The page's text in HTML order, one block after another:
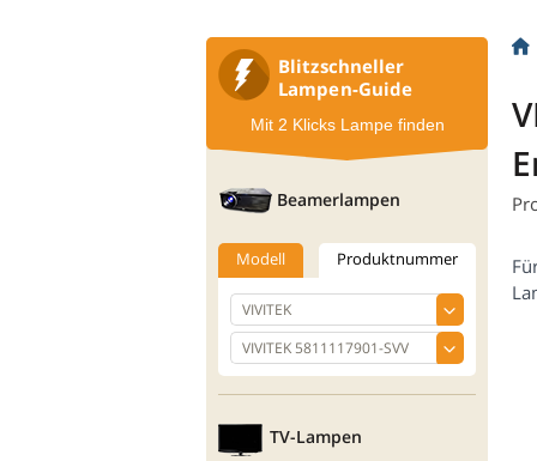
Blitzschneller
Lampen-Guide
Mit 2 Klicks Lampe finden
Beamerlampen
Modell Produktnummer
TV-Lampen